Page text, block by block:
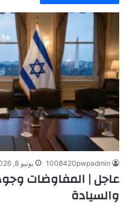
1008420pwpadmin يونيو 8, 2026
عاجل | المفاوضات
والسيادة